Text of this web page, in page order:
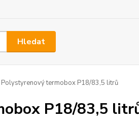
Hledat
Polystyrenový termobox P18/83,5 litrů
P18/83,5